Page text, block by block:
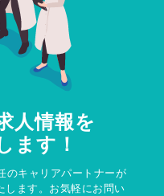
人情報を
ます！
のキャリアパートナーが
します。お気軽にお問い